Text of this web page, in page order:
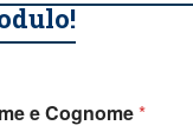
e Cognome*